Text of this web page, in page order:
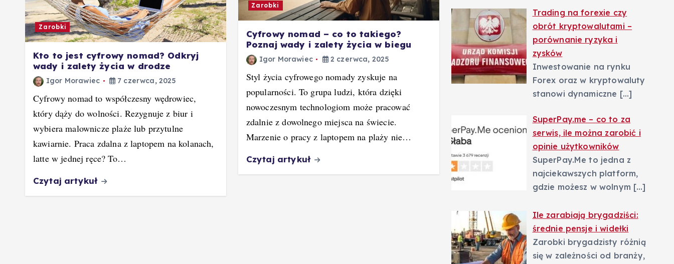
Zarobki
Kto to jest cyfrowy nomad? Odkryj
wady i zalety życia w drodze
Igor Morawiec 7 czerwca, 2025
Cyfrowy nomad to współczesny wędrowiec,
który dąży do wolności. Rezygnuje z biur i
wybiera malownicze plaże lub przytulne
kawiarnie. Praca zdalna z laptopem na kolanach,
latte w jednej ręce? To…
Czytaj artykuł
Zarobki
Cyfrowy nomad – co to takiego?
Poznaj wady i zalety życia w biegu
Igor Morawiec 2 czerwca, 2025
Styl życia cyfrowego nomady zyskuje na
popularności. To grupa ludzi, która dzięki
nowoczesnym technologiom może pracować
zdalnie z dowolnego miejsca na świecie.
Marzenie o pracy z laptopem na plaży nie…
Czytaj artykuł
Trading na forexie czy
obrót kryptowalutami –
porównanie ryzyka i
zysków
Inwestowanie na rynku
Forex oraz w kryptowaluty
stanowi dynamiczne […]
SuperPay.me – co to za
serwis, ile można zarobić i
opinie użytkowników
SuperPay.Me to jedna z
najciekawszych platform,
gdzie możesz w wolnym […]
Ile zarabiają brygadziści:
średnie pensje i widełki
Zarobki brygadzisty różnią
się w zależności od branży,